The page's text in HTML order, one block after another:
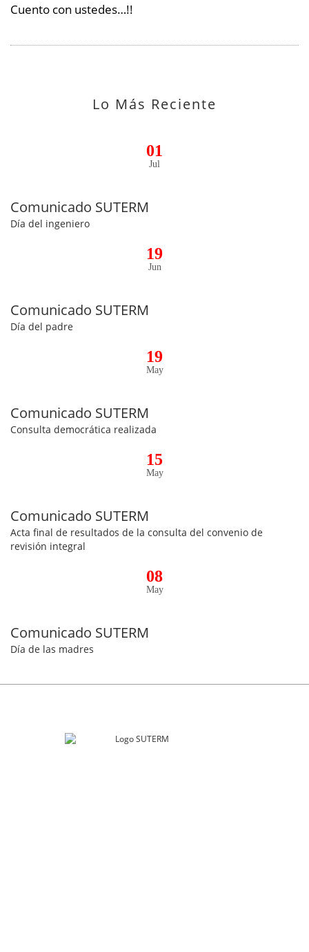
Cuento con ustedes…!!
Lo Más Reciente
01
Jul
Comunicado SUTERM
Día del ingeniero
19
Jun
Comunicado SUTERM
Día del padre
19
May
Comunicado SUTERM
Consulta democrática realizada
15
May
Comunicado SUTERM
Acta final de resultados de la consulta del convenio de
revisión integral
08
May
Comunicado SUTERM
Día de las madres